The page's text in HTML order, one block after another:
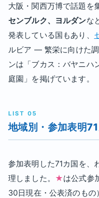
大阪・関西万博で話題を
センブルク、ヨルダンな
発表している国もあり、
ルビア ― 繁栄に向けた
ンは「ブカス：バヤニハ
庭園」を掲げています。
LIST 05
地域別・参加表明
参加表明した71カ国を、
理しました。
★は公式参
30日現在・公表済のもの